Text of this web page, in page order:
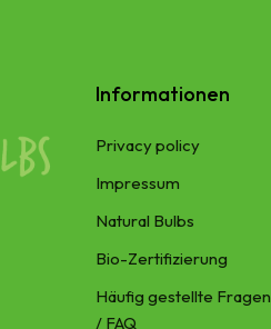
Informationen
Privacy policy
Impressum
Natural Bulbs
Bio-Zertifizierung
Häufig gestellte Fragen
/ FAQ